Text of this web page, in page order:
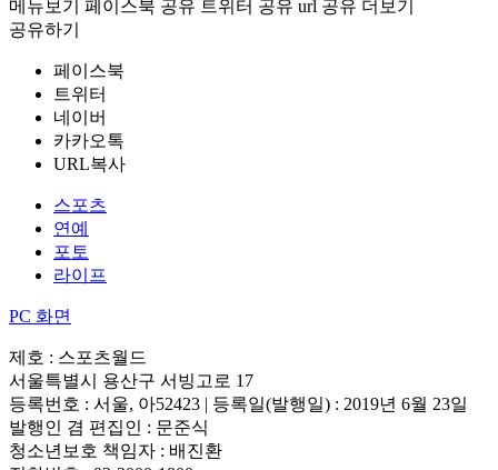
메뉴보기 페이스북 공유 트위터 공유 url 공유 더보기
공유하기
페이스북
트위터
네이버
카카오톡
URL복사
스포츠
연예
포토
라이프
PC 화면
제호 : 스포츠월드
서울특별시 용산구 서빙고로 17
등록번호 : 서울, 아52423 | 등록일(발행일) : 2019년 6월 23일
발행인 겸 편집인 : 문준식
청소년보호 책임자 : 배진환